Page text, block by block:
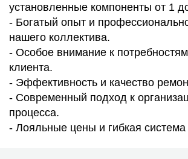
установленные компоненты от 1
- Богатый опыт и
нашего коллектива.
- Особое внимание к
клиента.
- Эффективность и качество
- Современный подход к
процесса.
- Лояльные цены и гибкая система